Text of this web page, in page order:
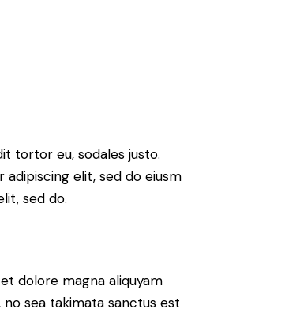
tortor eu, sodales justo.
elit, sed do eiusm
sed do.
dolore magna aliquyam
sea takimata sanctus est